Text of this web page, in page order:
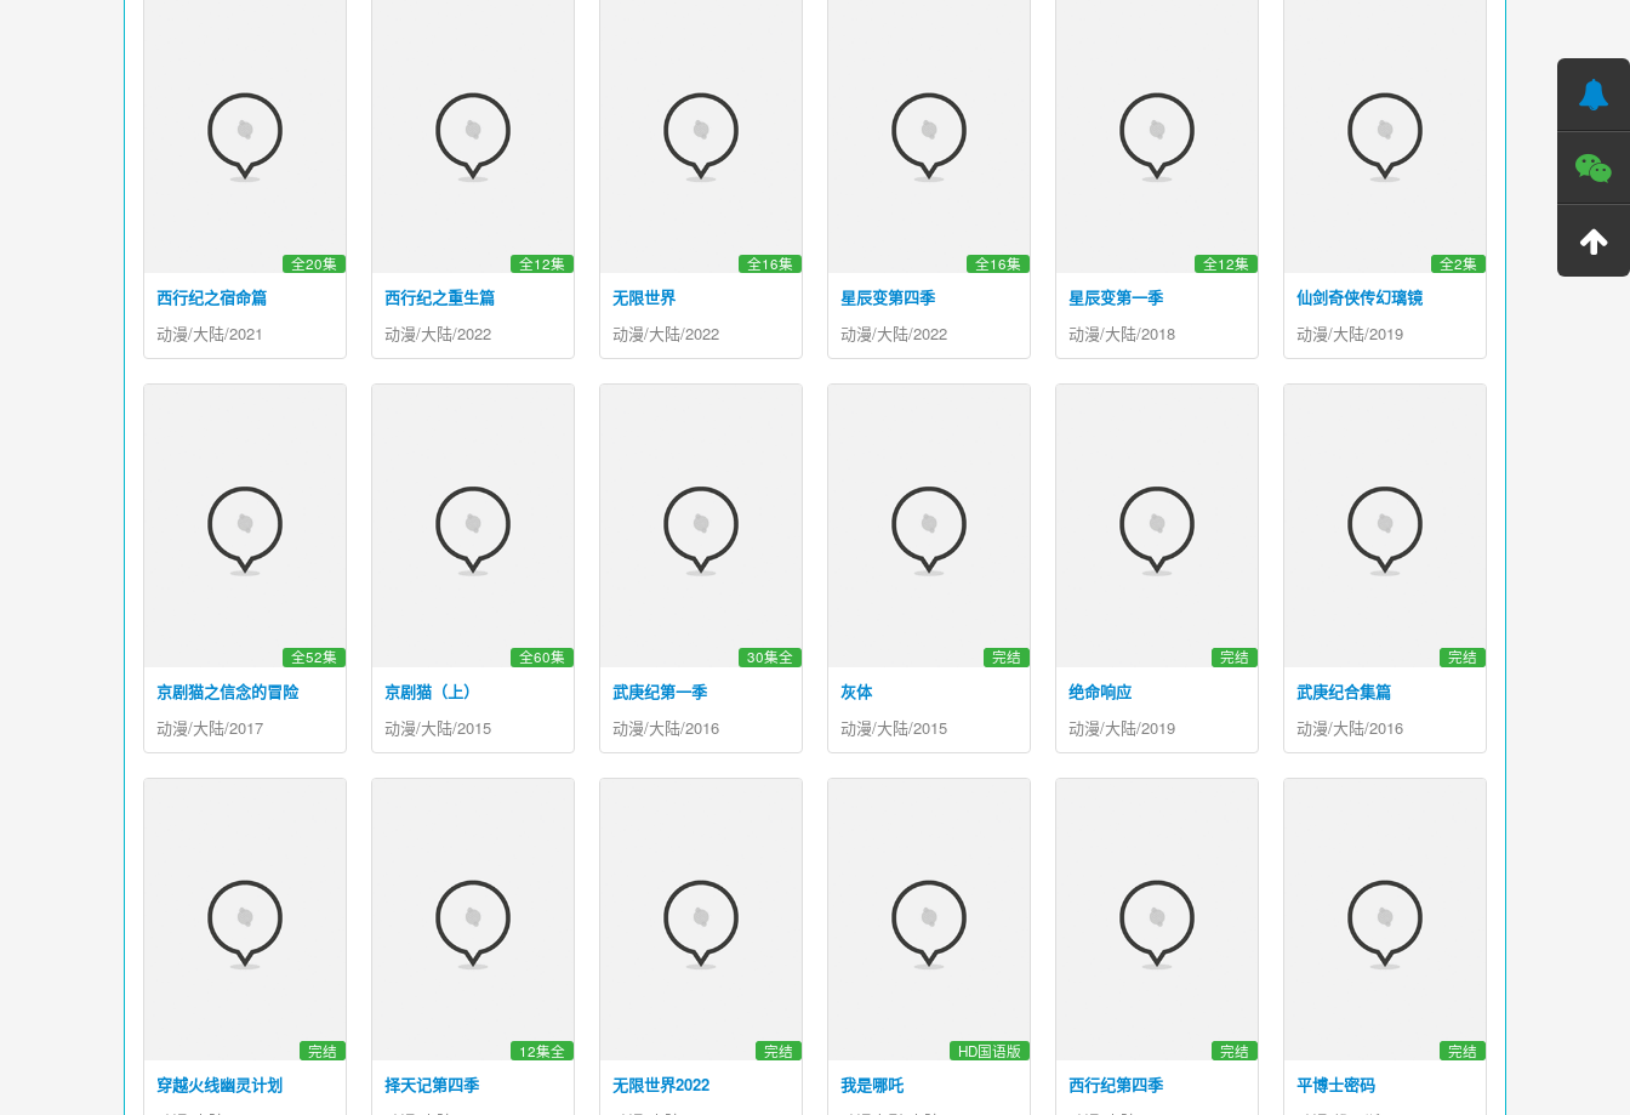
西行纪之宿命篇
全20集
动漫/大陆/2021
西行纪之重生篇
全12集
动漫/大陆/2022
无限世界
全16集
动漫/大陆/2022
星辰变第四季
全16集
动漫/大陆/2022
星辰变第一季
全12集
动漫/大陆/2018
仙剑奇侠传幻璃镜
全2集
动漫/大陆/2019
京剧猫之信念的冒险
全52集
动漫/大陆/2017
京剧猫（上）
全60集
动漫/大陆/2015
武庚纪第一季
30集全
动漫/大陆/2016
灰体
完结
动漫/大陆/2015
绝命响应
完结
动漫/大陆/2019
武庚纪合集篇
完结
动漫/大陆/2016
穿越火线幽灵计划
完结
择天记第四季
12集全
无限世界2022
完结
我是哪吒
HD国语版
西行纪第四季
完结
平博士密码
完结